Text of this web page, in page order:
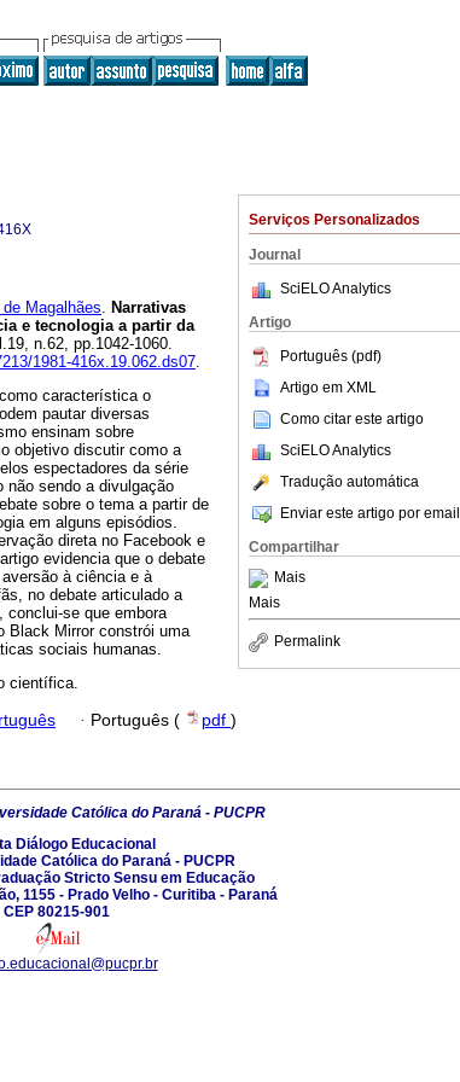
Serviços Personalizados
Journal
SciELO Analytics
Artigo
Português (pdf)
Artigo em XML
Como citar este artigo
SciELO Analytics
Tradução automática
Enviar este artigo por email
Compartilhar
Mais
Mais
Permalink
Magalhães. Narrativas
e tecnologia a partir da
n.62, pp.1042-1060.
1981-416x.19.062.ds07.
característica o
pautar diversas
ensinam sobre
objetivo discutir como a
espectadores da série
não sendo a divulgação
sobre o tema a partir de
em alguns episódios.
direta no Facebook e
evidencia que o debate
à ciência e à
no debate articulado a
conclui-se que embora
Black Mirror constrói uma
sociais humanas.
científica.
· Português ( pdf )
Católica do Paraná - PUCPR
Diálogo Educacional
Católica do Paraná - PUCPR
Stricto Sensu em Educação
1155 - Prado Velho - Curitiba - Paraná
CEP 80215-901